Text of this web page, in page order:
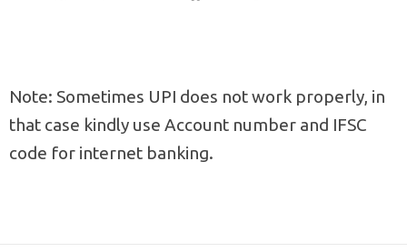
Note: Sometimes UPI does not work properly, in
that case kindly use Account number and IFSC
code for internet banking.